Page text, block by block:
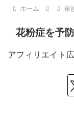
ホーム 家
花粉症を予
アフィリエイト